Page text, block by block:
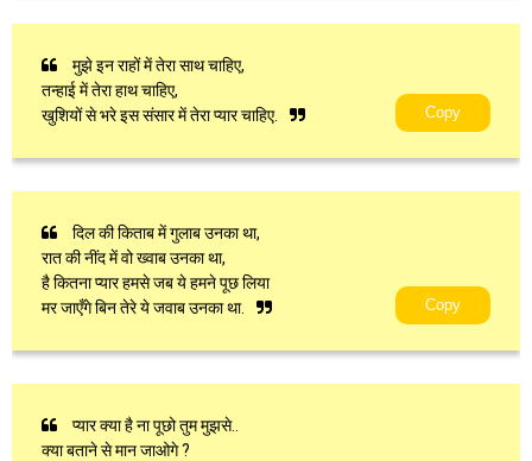
मुझे इन राहों में तेरा साथ चाहिए,
तन्हाई में तेरा हाथ चाहिए,
खुशियों से भरे इस संसार में तेरा प्यार चाहिए.
Copy
दिल की किताब में गुलाब उनका था,
रात की नींद में वो ख्वाब उनका था,
है कितना प्यार हमसे जब ये हमने पूछ लिया
मर जाएँगे बिन तेरे ये जवाब उनका था.
Copy
प्यार क्या है ना पूछो तुम मुझसे..
क्या बताने से मान जाओगे ?